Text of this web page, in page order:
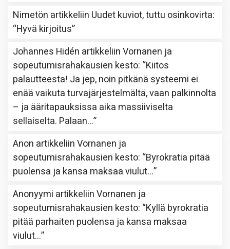
Nimetön artikkeliin Uudet kuviot, tuttu osinkovirta:
“Hyvä kirjoitus”
Johannes Hidén artikkeliinVornanen ja
sopeutumisrahakausien kesto: “Kiitos
palautteesta! Ja jep, noin pitkänä systeemi ei
enää vaikuta turvajärjestelmältä, vaan palkinnolta
– ja ääritapauksissa aika massiiviselta
sellaiselta. Palaan…”
Anon artikkeliinVornanen ja
sopeutumisrahakausien kesto: “Byrokratia pitää
puolensa ja kansa maksaa viulut…”
Anonyymi artikkeliinVornanen ja
sopeutumisrahakausien kesto: “Kyllä byrokratia
pitää parhaiten puolensa ja kansa maksaa
viulut…”